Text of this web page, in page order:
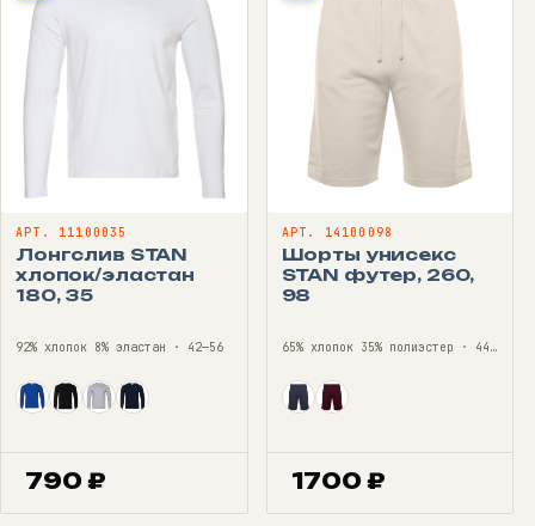
АРТ. 11100035
Лонгслив STAN
хлопок/эластан
180, 35
92% хлопок 8% эластан · 42—56
790 ₽
АРТ. 14100098
Шорты унисекс
STAN футер, 260,
98
65% хлопок 35% полиэстер · 44—56
1700 ₽